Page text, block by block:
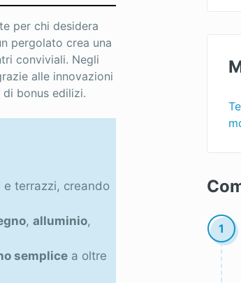
per chi desidera
pergolato crea una
conviviali. Negli
alle innovazioni
bonus edilizi.
terrazzi, creando
, alluminio,
semplice a oltre
1